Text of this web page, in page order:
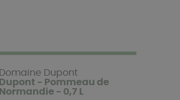
Domaine Dupont
Dupont - Pommeau de
Normandie - 0,7 L